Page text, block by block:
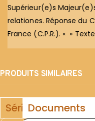
Supérieur(e)s
relationes. Réponse du
France (C.P.R.). « »
PRODUITS SIMILAIRES
SérieDocuments